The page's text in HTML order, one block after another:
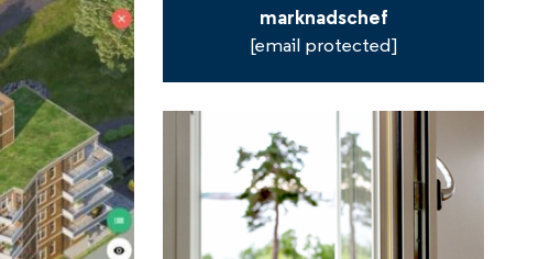
marknadschef
[email protected]